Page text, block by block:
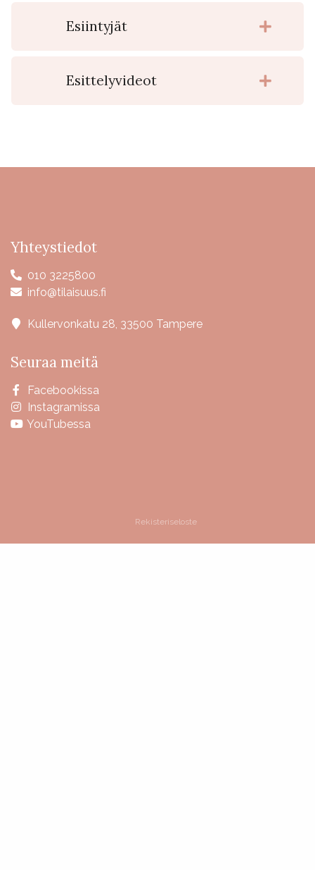
Esiintyjät
Esittelyvideot
Yhteystiedot
010 3225800
info@tilaisuus.fi
Kullervonkatu 28, 33500 Tampere
Seuraa meitä
Facebookissa
Instagramissa
YouTubessa
Rekisteriseloste